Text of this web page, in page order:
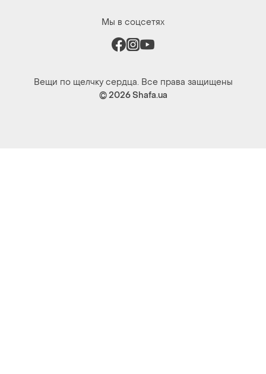
Мы в соцсетях
Вещи по щелчку сердца. Все права защищены
© 2026Shafa.ua